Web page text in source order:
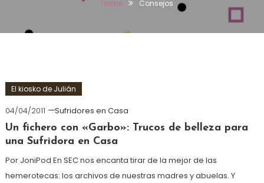
Home Consejos
El kiosko de Julián
04/04/2011
Sufridores en Casa
Un fichero con «Garbo»: Trucos de belleza para
una Sufridora en Casa
Por JoniPod En SEC nos encanta tirar de la mejor de las
hemerotecas: los archivos de nuestras madres y abuelas. Y